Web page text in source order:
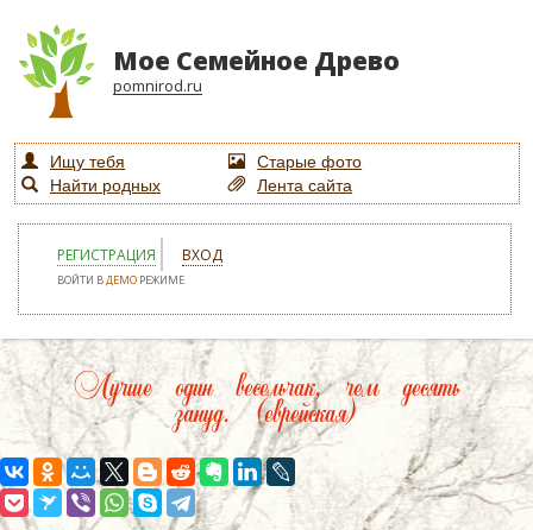
Мое Семейное Древо
pomnirod.ru
Ищу тебя
Старые фото
Найти родных
Лента сайта
РЕГИСТРАЦИЯ ВХОД
ВОЙТИ ВДЕМО РЕЖИМЕ
Лучше один весельчак, чем десять
зануд. (еврейская)